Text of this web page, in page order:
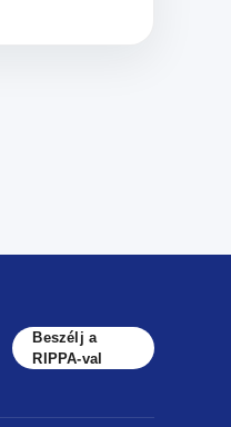
Beszélj a
RIPPA-val